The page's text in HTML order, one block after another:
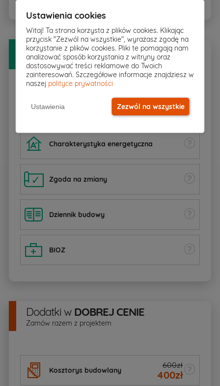
BezpłatnyPAKIET DODATKÓW
Rzut w skali 1:500 pobierz▸
Charakterystyka energetyczna
Zgoda na zmiany
Dziennik budowy
BIOZ
Dodatki w DOBREJ CENIE
Zamów razem z projektem
Kosztorys budowlany
600zł
400zł
Ustawienia cookies
Witaj! Ta strona korzysta z plików cookies. Klikając
przycisk "Zezwól na wszystkie", wyrażasz zgodę na
korzystanie z plików cookies. Pliki te pomagają nam
analizować sposób korzystania z witryny oraz
dostosowywać treści reklamowe do Twoich
zainteresowań. Szczegółowe informacje znajdziesz w
naszej polityce prywatności
Ustawienia Zezwól na wszystkie